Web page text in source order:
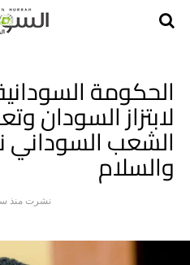
الحكومة
لابتزاز السودان
الشعب السوداني
والسلام
نشرت منذ